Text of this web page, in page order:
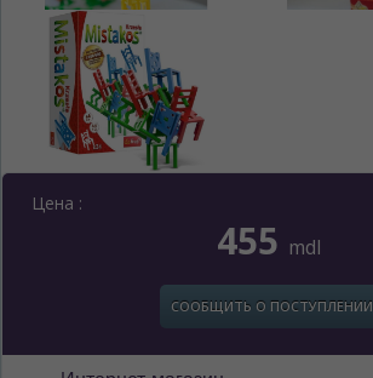
Цена :
455 mdl
СООБЩИТЬ О ПОСТУПЛЕНИИ